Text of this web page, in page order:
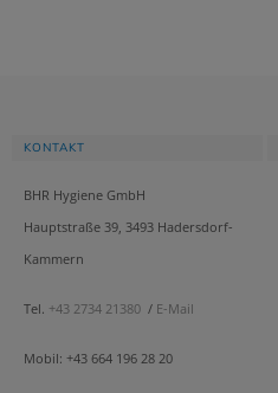
KONTAKT
BHR Hygiene GmbH
Hauptstraße 39, 3493 Hadersdorf-
Kammern
Tel. +43 2734 21380 / E-Mail
Mobil: +43 664 196 28 20